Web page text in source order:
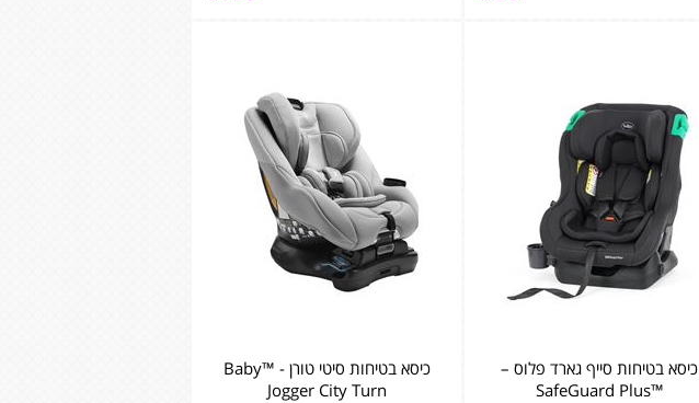
כיסא בטיחות סייף גארד פלוס –
™SafeGuard Plus
כיסא בטיחות סיטי טורן - ™Baby
Jogger City Turn